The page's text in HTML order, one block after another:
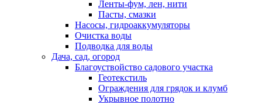
Ленты-фум, лен, нити
Пасты, смазки
Насосы, гидроаккумуляторы
Очистка воды
Подводка для воды
Дача, сад, огород
Благоуствойство садового участка
Геотекстиль
Ограждения для грядок и клумб
Укрывное полотно